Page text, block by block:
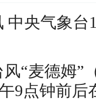
中央气象台
“麦德姆”
9点钟前